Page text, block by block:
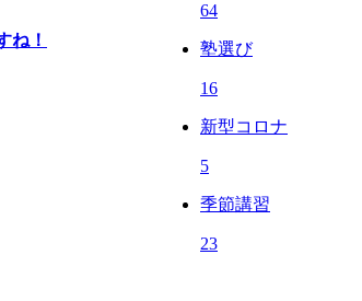
ね！
64
塾選び
16
新型コロナ
5
季節講習
23